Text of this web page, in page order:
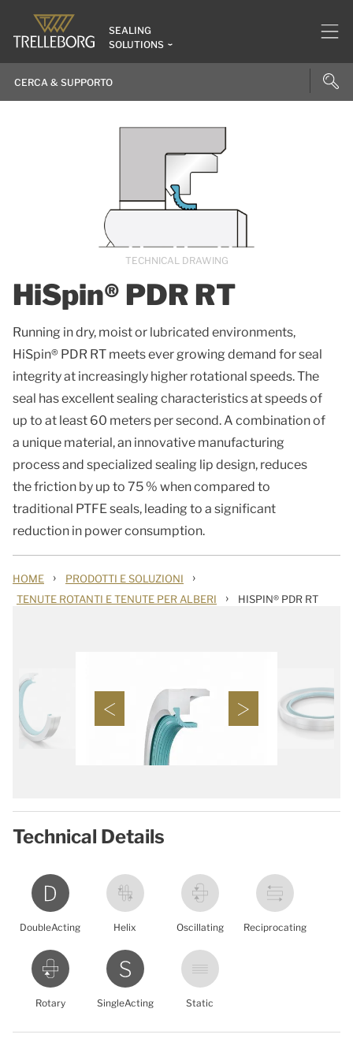
SEALING
SOLUTIONS
HiSpin® PDR RT
Running in dry, moist or lubricated environments,
HiSpin® PDR RT meets ever growing demand for seal
integrity at increasingly higher rotational speeds. The
seal has excellent sealing characteristics at speeds of
up to at least 60 meters per second. A combination of
a unique material, an innovative manufacturing
process and specialized sealing lip design, reduces
the friction by up to 75 % when compared to
traditional PTFE seals, leading to a significant
reduction in power consumption.
TECHNICAL DRAWING
HOME › PRODOTTI E SOLUZIONI ›
TENUTE ROTANTI E TENUTE PER ALBERI › HISPIN® PDR RT
Technical Details
DoubleActing Helix Oscillating Reciprocating
Rotary SingleActing Static